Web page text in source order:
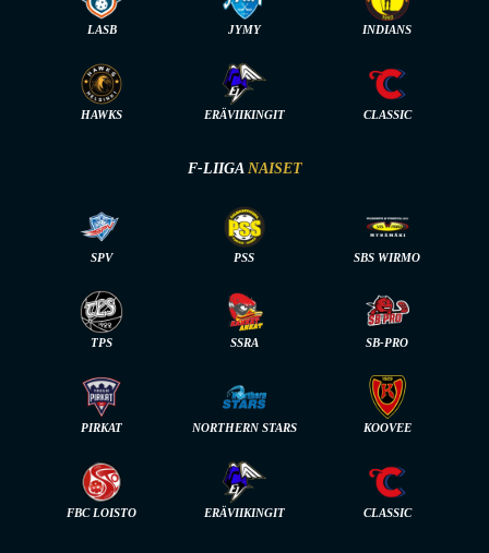
LASB JYMY INDIANS
HAWKS ERÄVIIKINGIT CLASSIC
F-LIIGA NAISET
SPV PSS SBS WIRMO
TPS SSRA SB-PRO
PIRKAT NORTHERN STARS KOOVEE
FBC LOISTO ERÄVIIKINGIT CLASSIC